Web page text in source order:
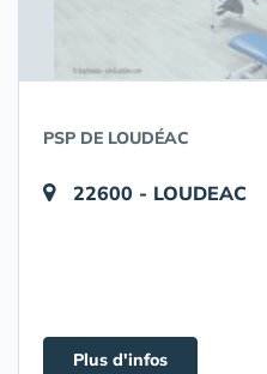
PSP DE LOUDÉAC
22600 - LOUDEAC
Plus d'infos